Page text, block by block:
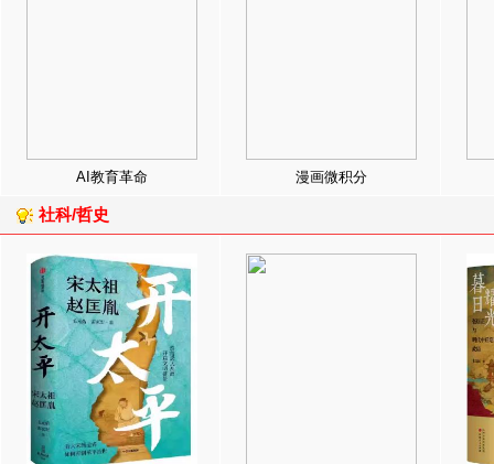
AI教育革命 漫画微积分
社科/哲史